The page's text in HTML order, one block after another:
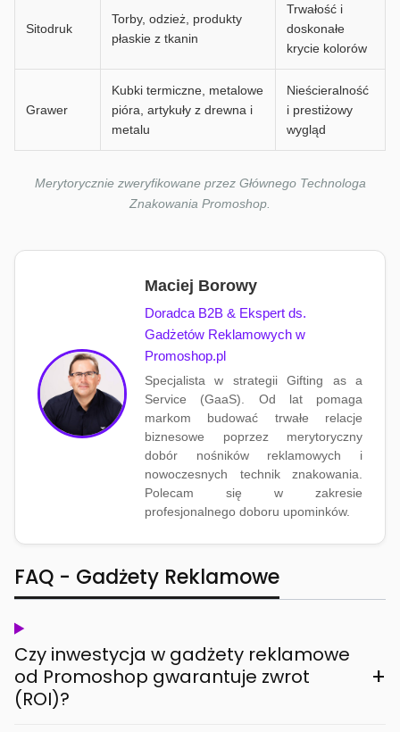
Sitodruk
Torby, odzież, produkty
płaskie z tkanin
Trwałość i
doskonałe
krycie kolorów
Grawer
Kubki termiczne, metalowe
pióra, artykuły z drewna i
metalu
Nieścieralność
i prestiżowy
wygląd
Merytorycznie zweryfikowane przez Głównego Technologa
Znakowania Promoshop.
Maciej Borowy
Doradca B2B & Ekspert ds.
Gadżetów Reklamowych w
Promoshop.pl
Specjalista w strategii Gifting as a
Service (GaaS). Od lat pomaga
markom budować trwałe relacje
biznesowe poprzez merytoryczny
dobór nośników reklamowych i
nowoczesnych technik znakowania.
Polecam się w zakresie
profesjonalnego doboru upominków.
FAQ - Gadżety Reklamowe
Czy inwestycja w gadżety reklamowe
od Promoshop gwarantuje zwrot
(ROI)?
+